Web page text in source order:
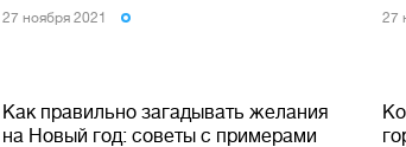
27 ноября 2021 27
Как правильно загадывать желания
на Новый год: советы с примерами